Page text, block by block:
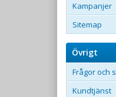
Kampanjer
Sitemap
Övrigt
Frågor och
Kundtjänst